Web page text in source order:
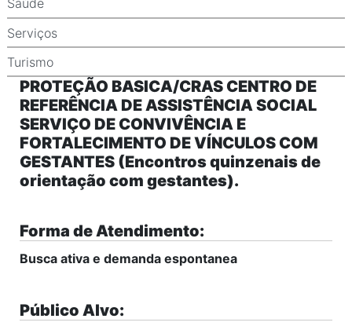
Saúde
Serviços
Turismo
PROTEÇÃO BASICA/CRAS CENTRO DE
REFERÊNCIA DE ASSISTÊNCIA SOCIAL
SERVIÇO DE CONVIVÊNCIA E
FORTALECIMENTO DE VÍNCULOS COM
GESTANTES (Encontros quinzenais de
orientação com gestantes).
Forma de Atendimento:
Busca ativa e demanda espontanea
Público Alvo: